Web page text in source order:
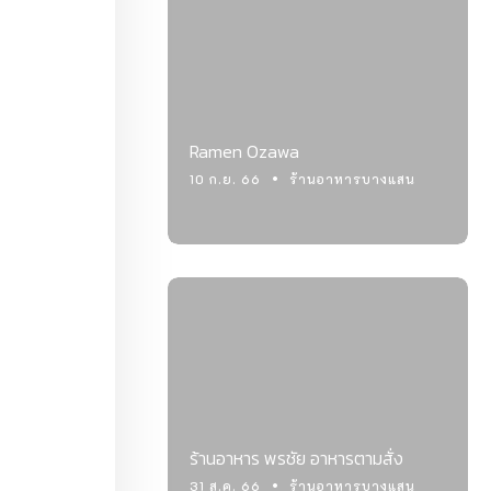
Ramen Ozawa
10 ก.ย. 66 ร้านอาหารบางแสน
ร้านอาหาร พรชัย อาหารตามสั่ง
31 ส.ค. 66 ร้านอาหารบางแสน